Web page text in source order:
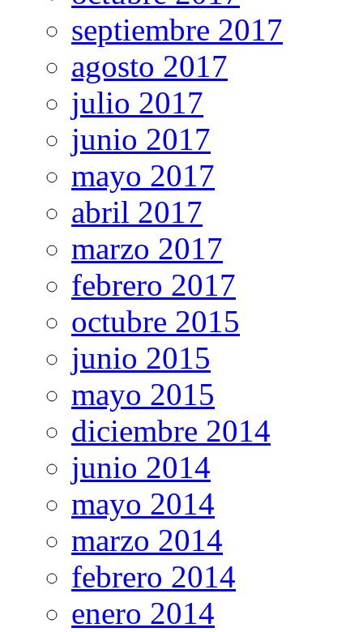
septiembre 2017
agosto 2017
julio 2017
junio 2017
mayo 2017
abril 2017
marzo 2017
febrero 2017
octubre 2015
junio 2015
mayo 2015
diciembre 2014
junio 2014
mayo 2014
marzo 2014
febrero 2014
enero 2014